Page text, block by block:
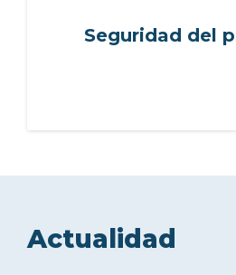
Seguridad del
Actualidad